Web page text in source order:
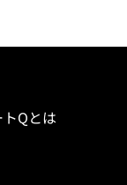
Qとは